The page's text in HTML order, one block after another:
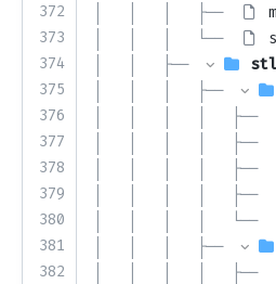
372
373
374
375
376
377
378
379
380
381
382
│   │   │   ├──
│   │   │   └──
│   │   ├──
│   │   │   ├──
│   │   │   │   ├──
│   │   │   │   ├──
│   │   │   │   ├──
│   │   │   │   ├──
│   │   │   │   └──
│   │   │   ├──
│   │   │   │   ├──